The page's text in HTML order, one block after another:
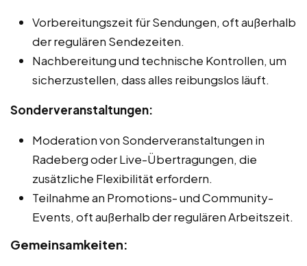
Vorbereitungszeit für Sendungen, oft außerhalb
der regulären Sendezeiten.
Nachbereitung und technische Kontrollen, um
sicherzustellen, dass alles reibungslos läuft.
Sonderveranstaltungen:
Moderation von Sonderveranstaltungen in
Radeberg oder Live-Übertragungen, die
zusätzliche Flexibilität erfordern.
Teilnahme an Promotions- und Community-
Events, oft außerhalb der regulären Arbeitszeit.
Gemeinsamkeiten: